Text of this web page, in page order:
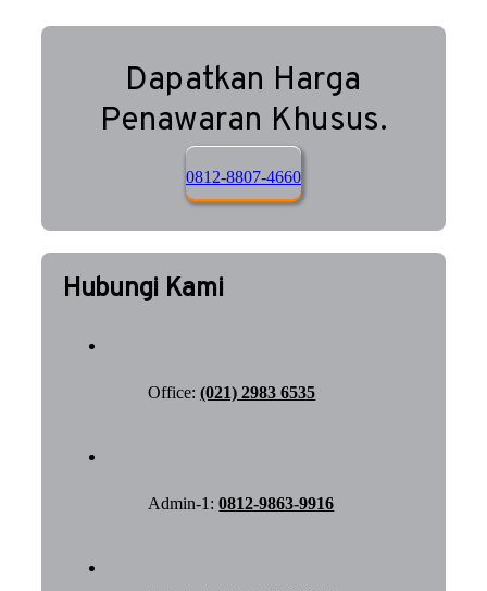
Dapatkan Harga
Penawaran Khusus.
0812-8807-4660
Hubungi Kami
Office:(021) 2983 6535
Admin-1:0812-9863-9916